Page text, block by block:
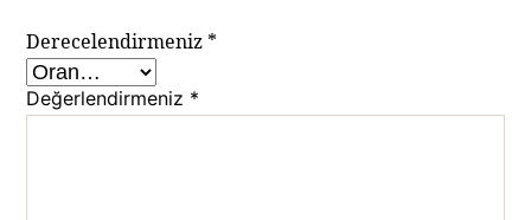
Derecelendirmeniz *
Değerlendirmeniz *